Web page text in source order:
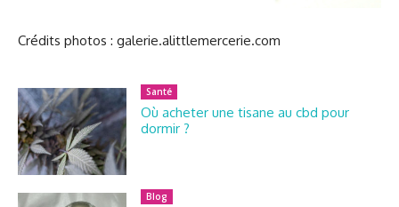
Crédits photos : galerie.alittlemercerie.com
Santé
Où acheter une tisane au cbd pour
dormir ?
Blog